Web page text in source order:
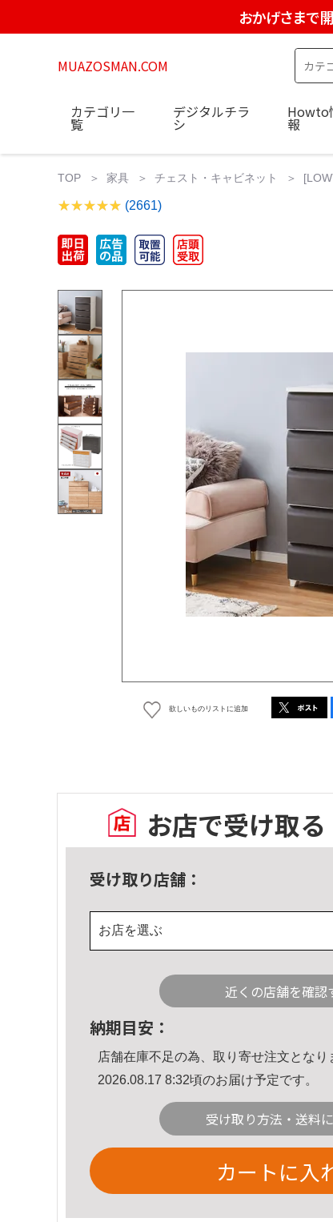
おかげさまで
MUAZOSMAN.COM
カテゴリ一
覧
デジタルチラ
シ
Howto
報
TOP 家具 チェスト・キャビネット
(2661)
欲しいものリストに追加
お店で受け取る
受け取り店舗：
お店を選ぶ
近くの店舗を確認
納期目安：
店舗在庫不足の為、取り寄せ注文となり
2026.08.17 8:32頃のお届け予定です。
受け取り方法・送料
カートに入